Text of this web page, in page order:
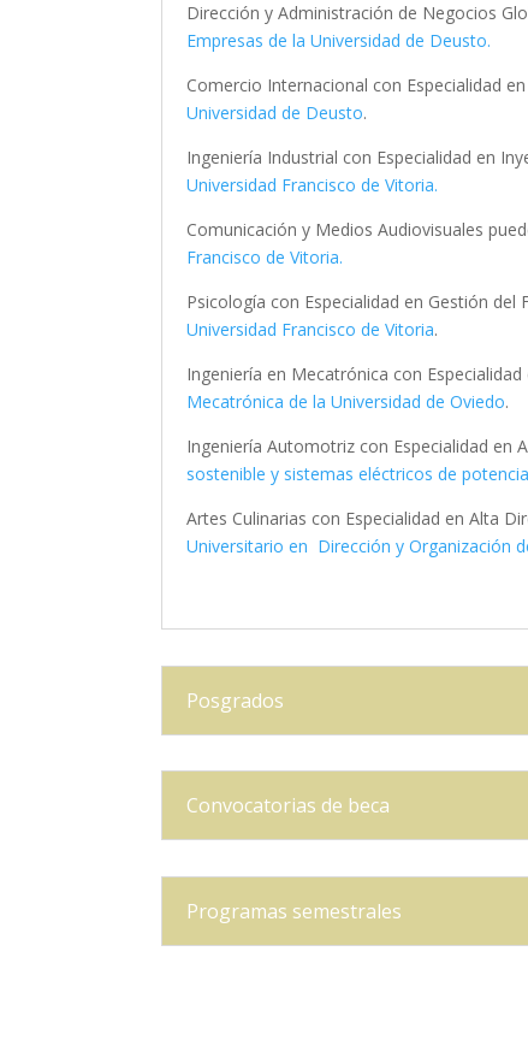
Dirección y Administración de Negocios
Empresas de la Universidad de Deusto.
Comercio Internacional con Especialidad
Universidad de Deusto.
Ingeniería Industrial con Especialidad en
Universidad Francisco de Vitoria.
Comunicación y Medios Audiovisuales
Francisco de Vitoria.
Psicología con Especialidad en Gestión
Universidad Francisco de Vitoria.
Ingeniería en Mecatrónica con
Mecatrónica de la Universidad de Oviedo.
Ingeniería Automotriz con Especialidad en
sostenible y sistemas eléctricos de
Artes Culinarias con Especialidad en Alta
Universitario en Dirección y Organización
Posgrados
Convocatorias de beca
Programas semestrales